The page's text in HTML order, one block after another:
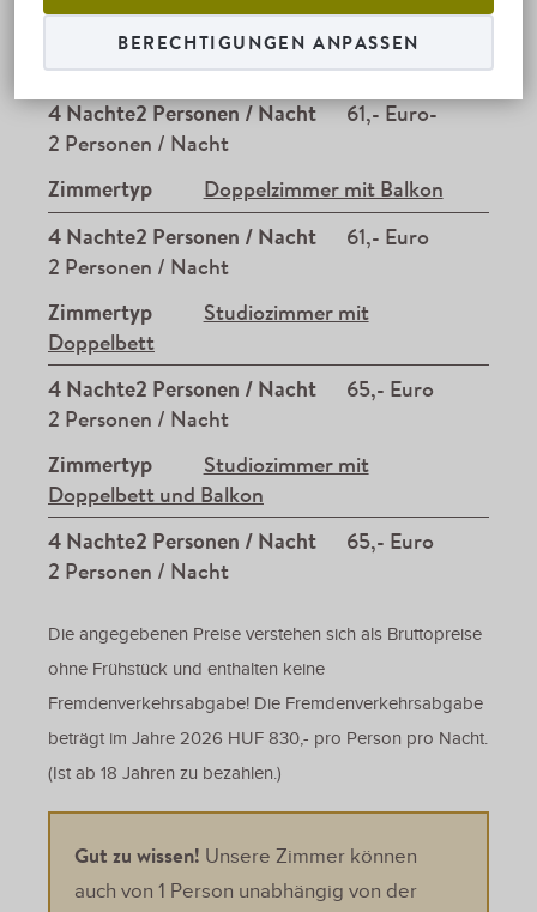
BERECHTIGUNGEN ANPASSEN
Zimmertyp Doppelzimmer
4 Nachte2 Personen / Nacht
61,- Euro-
2 Personen / Nacht
Zimmertyp Doppelzimmer mit Balkon
4 Nachte2 Personen / Nacht
61,- Euro
2 Personen / Nacht
Zimmertyp
Studiozimmer mit
Doppelbett
4 Nachte2 Personen / Nacht
65,- Euro
2 Personen / Nacht
Zimmertyp
Studiozimmer mit
Doppelbett und Balkon
4 Nachte2 Personen / Nacht
65,- Euro
2 Personen / Nacht
Die angegebenen Preise verstehen sich als Bruttopreise
ohne Frühstück und enthalten keine
Fremdenverkehrsabgabe! Die Fremdenverkehrsabgabe
beträgt im Jahre 2026 HUF 830,- pro Person pro Nacht.
(Ist ab 18 Jahren zu bezahlen.)
Gut zu wissen! Unsere Zimmer können
auch von 1 Person unabhängig von der